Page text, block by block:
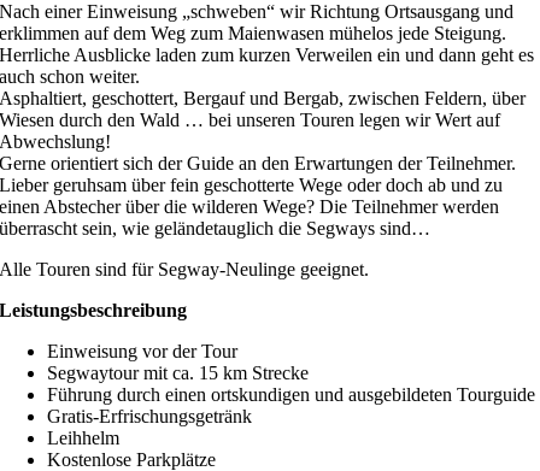
Nach einer Einweisung „schweben“ wir Richtung Ortsausgang und
erklimmen auf dem Weg zum Maienwasen mühelos jede Steigung.
Herrliche Ausblicke laden zum kurzen Verweilen ein und dann geht es
auch schon weiter.
Asphaltiert, geschottert, Bergauf und Bergab, zwischen Feldern, über
Wiesen durch den Wald … bei unseren Touren legen wir Wert auf
Abwechslung!
Gerne orientiert sich der Guide an den Erwartungen der Teilnehmer.
Lieber geruhsam über fein geschotterte Wege oder doch ab und zu
einen Abstecher über die wilderen Wege? Die Teilnehmer werden
überrascht sein, wie geländetauglich die Segways sind…
Alle Touren sind für Segway-Neulinge geeignet.
Leistungsbeschreibung
Einweisung vor der Tour
Segwaytour mit ca. 15 km Strecke
Führung durch einen ortskundigen und ausgebildeten Tourguide
Gratis-Erfrischungsgetränk
Leihhelm
Kostenlose Parkplätze